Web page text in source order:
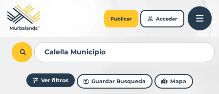
Publicar Acceder
Ver filtros Guardar Busqueda Mapa